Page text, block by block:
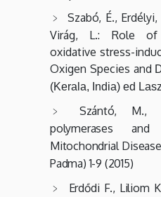
Szabó, É.,
Virág, L.: Role of
oxidative stress-
Oxigen Species and
(Kerala, India) ed
Szántó, M.,
polymerases and
Mitochondrial
Padma) 1-9 (2015)
Erdődi F., Liliom